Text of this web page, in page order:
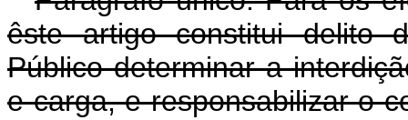
êste artigo constitui delito
Público determinar a
e carga, e responsabilizar o